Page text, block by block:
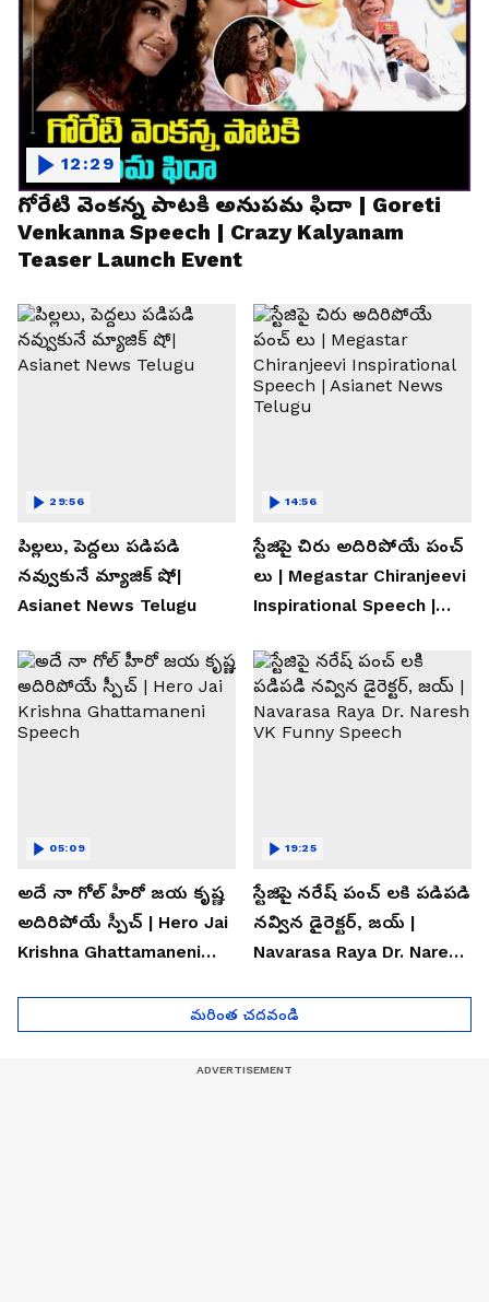
గోరేటి వెంకన్న పాటకి అనుపమ ఫిదా | Goreti
Venkanna Speech | Crazy Kalyanam
Teaser Launch Event
12:29
పిల్లలు, పెద్దలు పడిపడి
నవ్వుకునే మ్యాజిక్ షో|
Asianet News Telugu
29:56
స్టేజిపై చిరు అదిరిపోయే పంచ్
లు | Megastar Chiranjeevi
Inspirational Speech |
14:56
అదే నా గోల్ హీరో జయ కృష్ణ
అదిరిపోయే స్పీచ్ | Hero Jai
Krishna Ghattamaneni
05:09
స్టేజిపై నరేష్ పంచ్ లకి పడిపడి
నవ్విన డైరెక్టర్, జయ్ |
Navarasa Raya Dr. Naresh
19:25
మరింత చదవండి